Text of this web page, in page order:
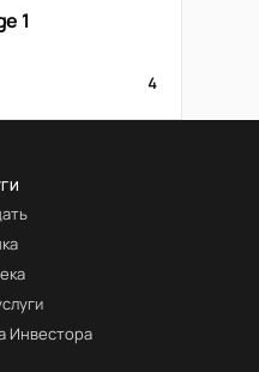
1
4
Инвестора